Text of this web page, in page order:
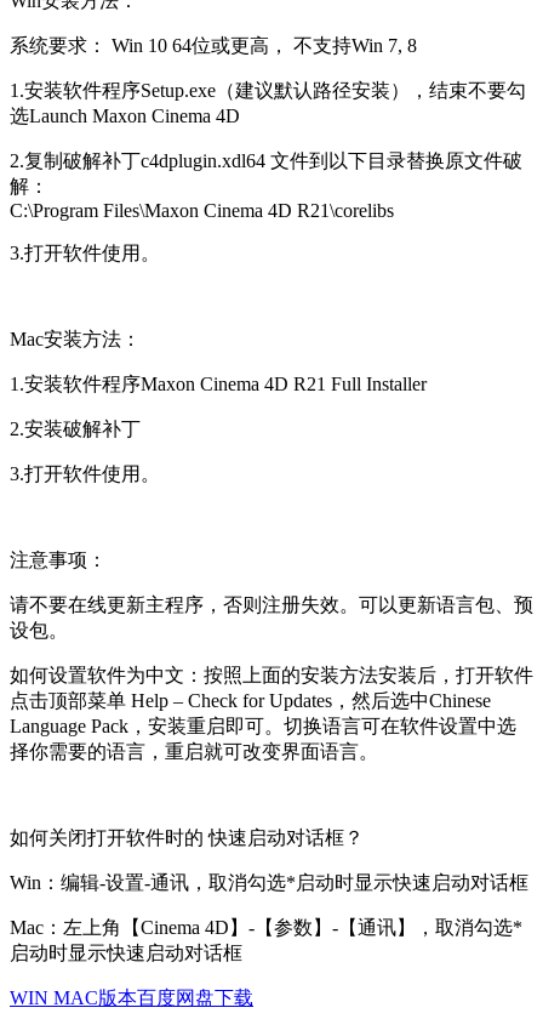
系统要求： Win 10 64位或更高， 不支持Win 7, 8
1.安装软件程序Setup.exe（建议默认路径安装），结束不要勾
选Launch Maxon Cinema 4D
2.复制破解补丁c4dplugin.xdl64 文件到以下目录替换原文件破
解：
C:\Program Files\Maxon Cinema 4D R21\corelibs
3.打开软件使用。
Mac安装方法：
1.安装软件程序Maxon Cinema 4D R21 Full Installer
2.安装破解补丁
3.打开软件使用。
注意事项：
请不要在线更新主程序，否则注册失效。可以更新语言包、预
设包。
如何设置软件为中文：按照上面的安装方法安装后，打开软件
点击顶部菜单 Help – Check for Updates，然后选中Chinese
Language Pack，安装重启即可。切换语言可在软件设置中选
择你需要的语言，重启就可改变界面语言。
如何关闭打开软件时的 快速启动对话框？
Win：编辑-设置-通讯，取消勾选*启动时显示快速启动对话框
Mac：左上角【Cinema 4D】-【参数】-【通讯】，取消勾选*
启动时显示快速启动对话框
WIN MAC版本百度网盘下载